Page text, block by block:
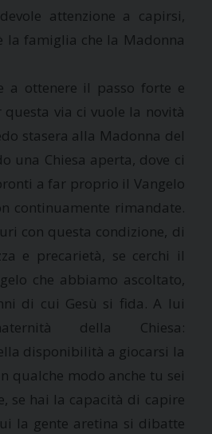
attenzione a capirsi,
la famiglia che la Madonna
a ottenere il passo forte e
via ci vuole la novità
stasera alla Madonna del
una Chiesa aperta, dove ci
a far proprio il Vangelo
continuamente rimandate.
con questa condizione, di
e precarietà, se cerchi il
che abbiamo ascoltato,
di cui Gesù si fida. A lui
della Chiesa:
disponibilità a giocarsi la
qualche modo anche tu sei
se hai la capacità di capire
la gente aretina si dibatte